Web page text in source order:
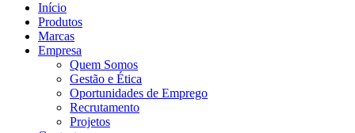
Início
Produtos
Marcas
Empresa
Quem Somos
Gestão e Ética
Oportunidades de Emprego
Recrutamento
Projetos